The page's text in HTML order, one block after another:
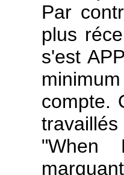
Par
plus
s'est
compte.
"When